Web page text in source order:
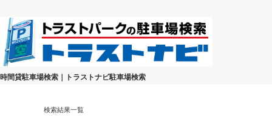
時間貸駐車場検索｜トラストナビ駐車場検索
検索結果一覧